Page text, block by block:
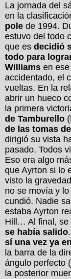
La jornada del
en la
pole de 1994.
estuvo del todo
que es decidió
todo para
Williams en
accidentado, el
vueltas. En la
abrir un hueco
la primera
de Tamburello
de las tomas
dirigió su vista
pasado. Todos
Eso era algo
que Ayrton si lo
visto la
no se movía y
cundió. Nadie
estaba Ayrton
Hill… Al final, se
se había salido.
sí una vez ya
la barra de la
ángulo perfecto
la posterior